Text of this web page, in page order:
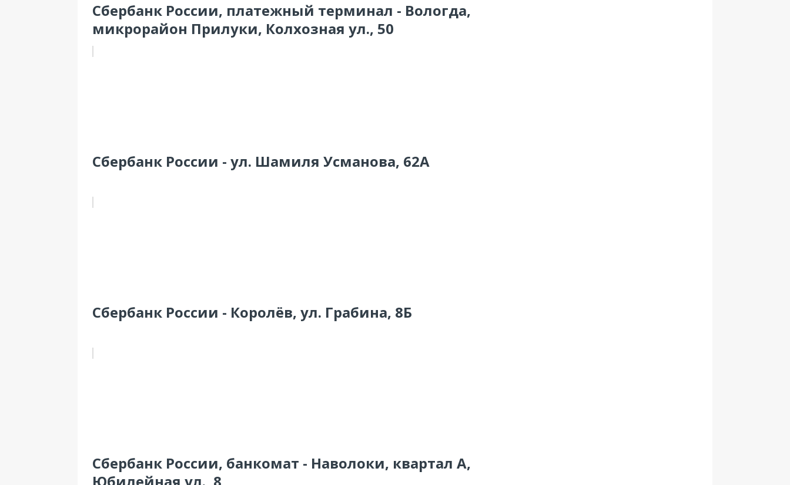
Сбербанк России, платежный терминал - Вологда,
микрорайон Прилуки, Колхозная ул., 50
Сбербанк России - ул. Шамиля Усманова, 62А
Сбербанк России - Королёв, ул. Грабина, 8Б
Сбербанк России, банкомат - Наволоки, квартал А,